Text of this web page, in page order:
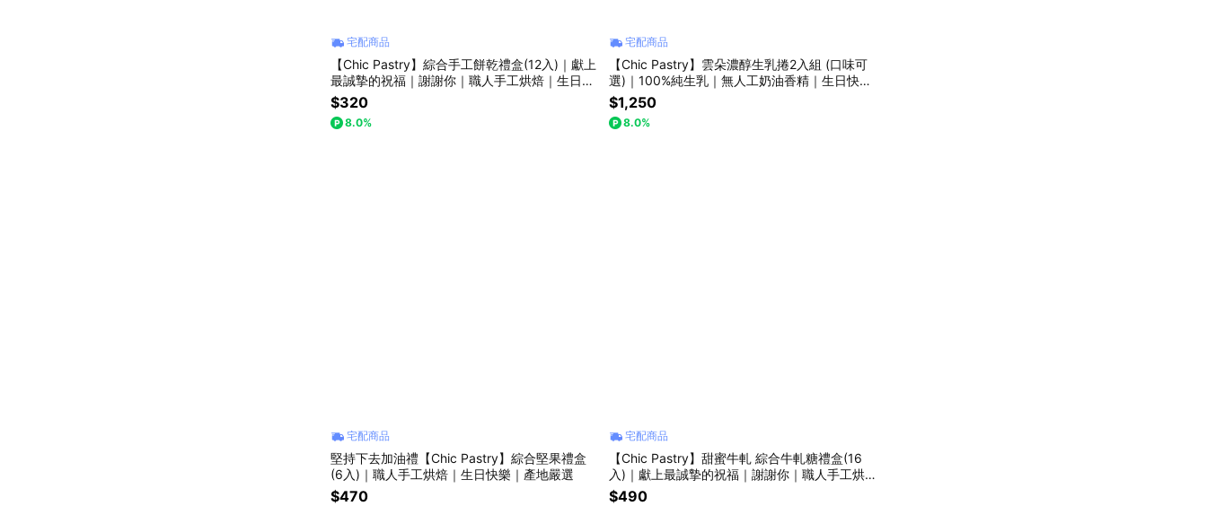
宅配商品
【Chic Pastry】綜合手工餅乾禮盒(12入)｜獻上
最誠摯的祝福｜謝謝你｜職人手工烘焙｜生日快
樂｜產地嚴選
$320
8.0%
宅配商品
【Chic Pastry】雲朵濃醇生乳捲2入組 (口味可
選)｜100%純生乳｜無人工奶油香精｜生日快樂
｜大人小孩愛吃｜價格含運
$1,250
8.0%
宅配商品
堅持下去加油禮【Chic Pastry】綜合堅果禮盒
(6入)｜職人手工烘焙｜生日快樂｜產地嚴選
$470
宅配商品
【Chic Pastry】甜蜜牛軋 綜合牛軋糖禮盒(16
入)｜獻上最誠摯的祝福｜謝謝你｜職人手工烘
焙｜生日快樂｜產地嚴選
$490